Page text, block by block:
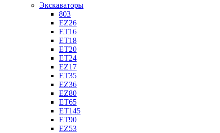
Экскаваторы
803
EZ26
ET16
ET18
ET20
ET24
EZ17
ET35
EZ36
EZ80
ET65
ET145
ET90
EZ53